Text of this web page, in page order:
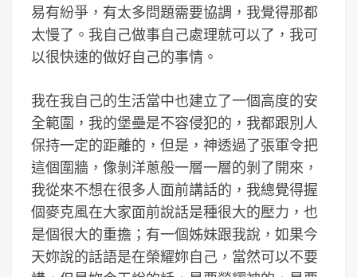
易有紛爭，有太多問題需要協調，我覺得那都
太慢了。我自己做事自己處理就可以了，我可
以很快速的做好自己的事情。
我在我自己的生活當中也建立了一個高度的安
全範圍，我的堡壘是不容侵犯的，我都跟別人
保持一定的距離的，但是，神透過了張軍令把
這個圍牆，像剝洋蔥般一層一層的剝了開來，
我從來不想在很多人面前講話的，我總覺得握
個麥克風在大家面前說話是種很大的壓力，也
是個很大的重擔；有一個姊妹跟我說，如果今
天妳說的話語是在榮耀妳自己，當然可以不要